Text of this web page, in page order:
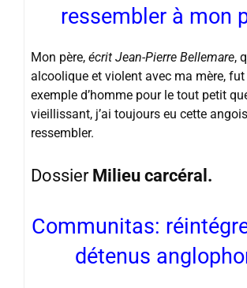
ressembler à mon
Mon père, écrit Jean-Pierre Bellemare,
alcoolique et violent avec ma mère, fut
exemple d’homme pour le tout petit
vieillissant, j’ai toujours eu cette
ressembler.
Dossier Milieu carcéral.
Communitas:
détenus